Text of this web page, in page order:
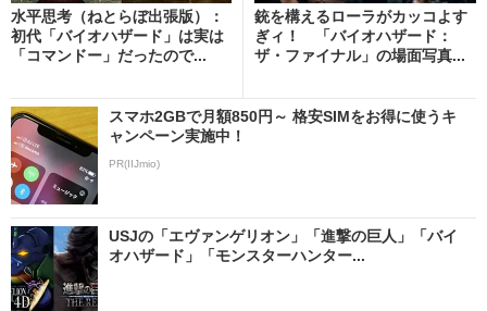
水平思考（ねとらぼ出張版）：
初代「バイオハザード」は実は
「コマンドー」だったので...
銃を構えるローラがカッコよす
ぎィ！ 「バイオハザード：
ザ・ファイナル」の場面写真...
スマホ2GBで月額850円～ 格安SIMをお得に使うキ
ャンペーン実施中！
PR(IIJmio)
USJの「エヴァンゲリオン」「進撃の巨人」「バイ
オハザード」「モンスターハンター...